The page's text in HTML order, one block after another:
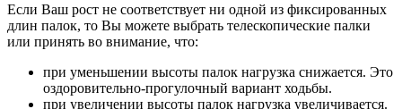
Если Ваш рост не соответствует ни одной из фиксированных
длин палок, то Вы можете выбрать телескопические палки
или принять во внимание, что:
при уменьшении высоты палок нагрузка снижается. Это
оздоровительно-прогулочный вариант ходьбы.
при увеличении высоты палок нагрузка увеличивается.